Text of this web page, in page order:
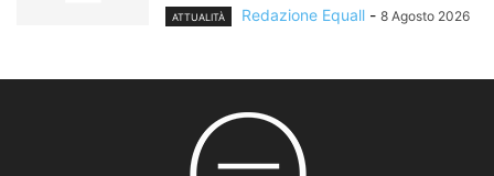
ATTUALITÀ Redazione Equall - 8 Agosto 2026